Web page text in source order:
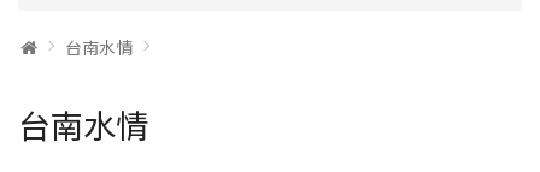
台南水情
台南水情